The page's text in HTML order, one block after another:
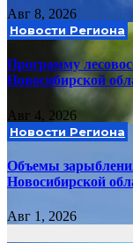
Авг 8, 2026
Новости Региона
Программу
Новосибирской
Авг 4, 2026
Новости Региона
Объемы
Новосибирской
Авг 1, 2026